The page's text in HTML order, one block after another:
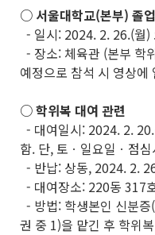
○ 서울대학교(본부) 졸
- 일시: 2024. 2. 26.(월)
- 장소: 체육관 (본부 학
예정으로 참석 시 영상에
○ 학위복 대여 관련
- 대여일시: 2024. 2.
함. 단, 토ㆍ일요일ㆍ점
- 반납: 상동, 2024. 2.
- 대여장소: 220동 317
- 방법: 학생본인 신분
권 중 1)을 맡긴 후 학위